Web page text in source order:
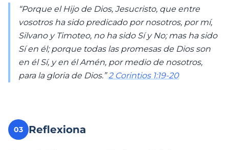
“Porque el Hijo de Dios, Jesucristo, que entre
vosotros ha sido predicado por nosotros, por mí,
Silvano y Timoteo, no ha sido Sí y No; mas ha sido
Sí en él; porque todas las promesas de Dios son
en él Sí, y en él Amén, por medio de nosotros,
para la gloria de Dios.”2 Corintios 1:19-20
03 Reflexiona